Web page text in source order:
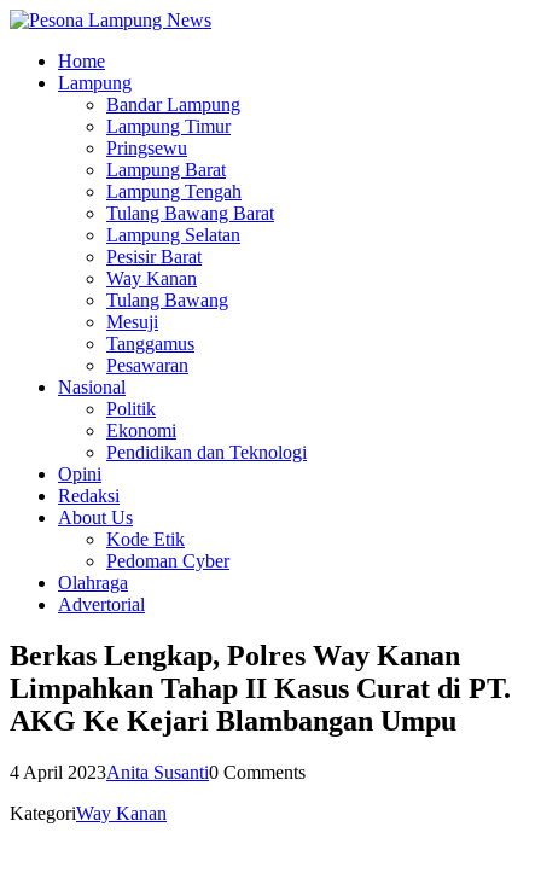
Home
Lampung
Bandar Lampung
Lampung Timur
Pringsewu
Lampung Barat
Lampung Tengah
Tulang Bawang Barat
Lampung Selatan
Pesisir Barat
Way Kanan
Tulang Bawang
Mesuji
Tanggamus
Pesawaran
Nasional
Politik
Ekonomi
Pendidikan dan Teknologi
Opini
Redaksi
About Us
Kode Etik
Pedoman Cyber
Olahraga
Advertorial
Berkas Lengkap, Polres Way Kanan
Limpahkan Tahap II Kasus Curat di PT.
AKG Ke Kejari Blambangan Umpu
4 April 2023Anita Susanti0 Comments
KategoriWay Kanan